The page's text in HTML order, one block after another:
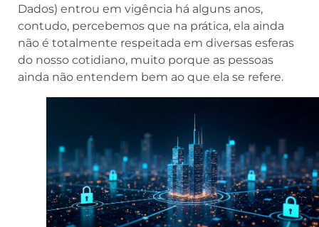
Dados) entrou em vigência há alguns anos,
contudo, percebemos que na prática, ela ainda
não é totalmente respeitada em diversas esferas
do nosso cotidiano, muito porque as pessoas
ainda não entendem bem ao que ela se refere.